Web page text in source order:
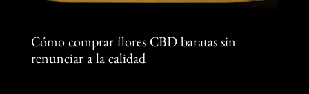
Cómo comprar flores CBD baratas sin
renunciar a la calidad